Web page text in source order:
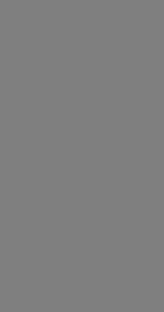
une autre couleur